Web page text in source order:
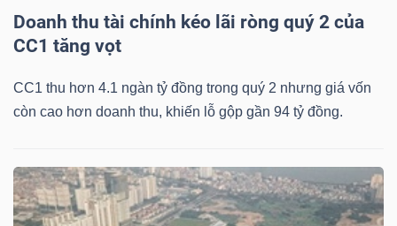
Doanh thu tài chính kéo lãi ròng quý 2 của
CC1 tăng vọt
CC1 thu hơn 4.1 ngàn tỷ đồng trong quý 2 nhưng giá vốn
còn cao hơn doanh thu, khiến lỗ gộp gần 94 tỷ đồng.